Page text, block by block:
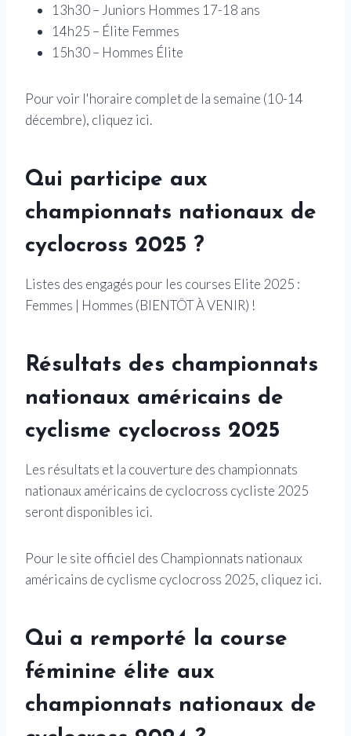
13h30 – Juniors Hommes 17-18 ans
14h25 – Élite Femmes
15h30 – Hommes Élite
Pour voir l'horaire complet de la semaine (10-14
décembre), cliquez ici.
Qui participe aux
championnats nationaux de
cyclocross 2025 ?
Listes des engagés pour les courses Elite 2025 :
Femmes | Hommes (BIENTÔT À VENIR) !
Résultats des championnats
nationaux américains de
cyclisme cyclocross 2025
Les résultats et la couverture des championnats
nationaux américains de cyclocross cycliste 2025
seront disponibles ici.
Pour le site officiel des Championnats nationaux
américains de cyclisme cyclocross 2025, cliquez ici.
Qui a remporté la course
féminine élite aux
championnats nationaux de